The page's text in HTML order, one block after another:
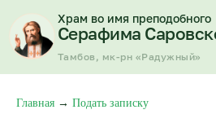
содержимому
Храм во имя преподобного
Серафима
Тамбов, мк-рн «Радужный»
Главная → Подать записку